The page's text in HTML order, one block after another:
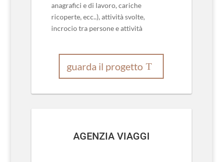
anagrafici e di lavoro, cariche
ricoperte, ecc..), attività svolte,
incrocio tra persone e attività
guarda il progetto
AGENZIA VIAGGI